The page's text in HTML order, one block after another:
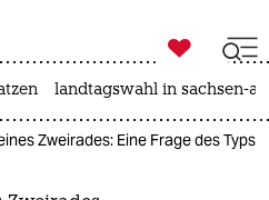
ich

taz zahl ich
landtagswahl in sachsen-
Zweirades: Eine Frage des Typs